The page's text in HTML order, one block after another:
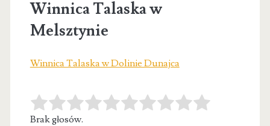
Winnica Talaska w
Melsztynie
Winnica Talaska w Dolinie Dunajca
Brak głosów.